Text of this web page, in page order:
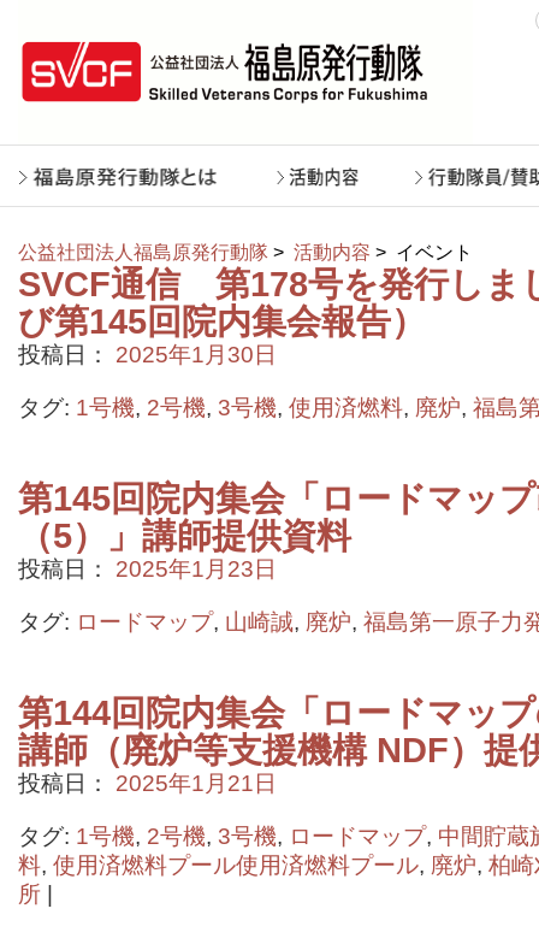
公益社団法人福島原発行動隊 > 活動内容 > イベント
SVCF通信 第178号を発行しま
び第145回院内集会報告）
投稿日： 2025年1月30日
タグ: 1号機, 2号機, 3号機, 使用済燃料, 廃炉, 福島
第145回院内集会「ロードマッ
（5）」講師提供資料
投稿日： 2025年1月23日
タグ: ロードマップ, 山崎誠, 廃炉, 福島第一原子力
第144回院内集会「ロードマッ
講師（廃炉等支援機構 NDF）提
投稿日： 2025年1月21日
タグ: 1号機, 2号機, 3号機, ロードマップ, 中間貯蔵
料, 使用済燃料プール使用済燃料プール, 廃炉, 柏
所